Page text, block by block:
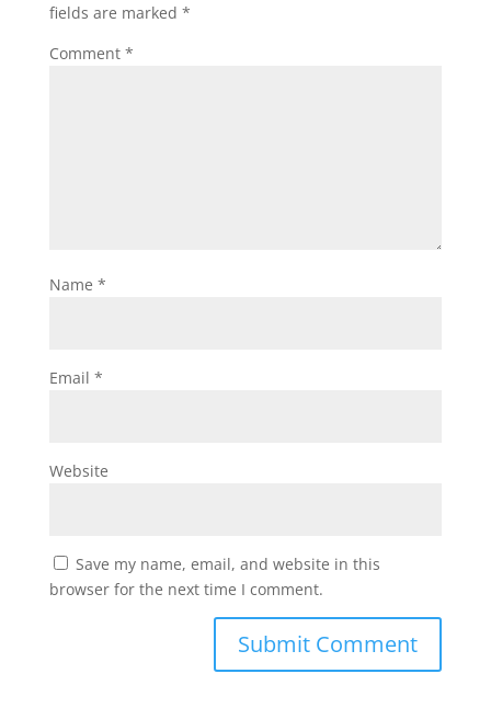
fields are marked *
Comment *
Name *
Email *
Website
Save my name, email, and website in this
browser for the next time I comment.